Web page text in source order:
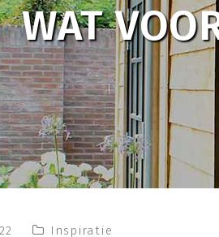
WAT
Inspiratie